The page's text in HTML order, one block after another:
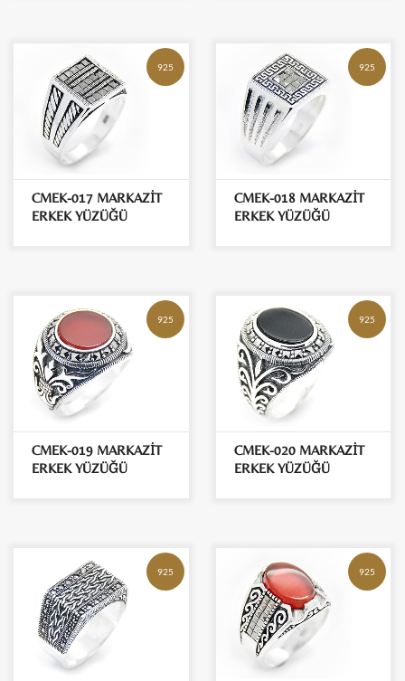
925
CMEK-017 MARKAZİT
ERKEK YÜZÜĞÜ
925
CMEK-018 MARKAZİT
ERKEK YÜZÜĞÜ
925
CMEK-019 MARKAZİT
ERKEK YÜZÜĞÜ
925
CMEK-020 MARKAZİT
ERKEK YÜZÜĞÜ
925 925